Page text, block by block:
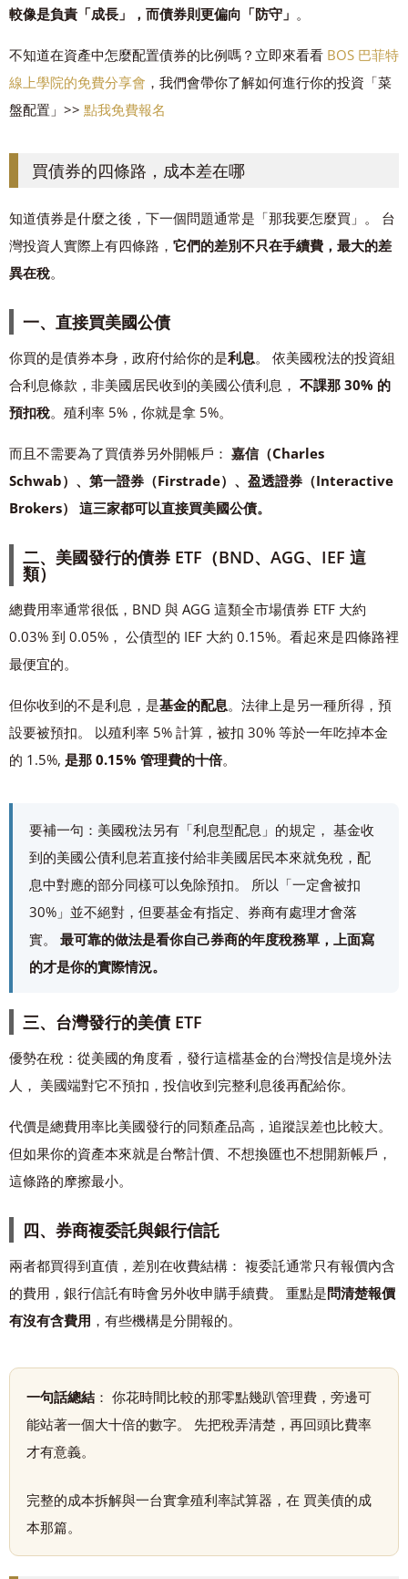
較像是負責「成長」，而債券則更偏向「防守」 。
不知道在資產中怎麼配置債券的比例嗎？立即來看看 BOS 巴菲特
線上學院的免費分享會 ，我們會帶你了解如何進行你的投資「菜
盤配置」>> 點我免費報名
買債券的四條路，成本差在哪
知道債券是什麼之後，下一個問題通常是「那我要怎麼買」。 台
灣投資人實際上有四條路， 它們的差別不只在手續費，最大的差
異在稅。
一、直接買美國公債
你買的是債券本身，政府付給你的是利息。 依美國稅法的投資組
合利息條款，非美國居民收到的美國公債利息， 不課那 30% 的
預扣稅。殖利率 5%，你就是拿 5%。
而且不需要為了買債券另外開帳戶： 嘉信（Charles
Schwab）、第一證券（Firstrade）、盈透證券（Interactive
Brokers） 這三家都可以直接買美國公債。
二、美國發行的債券 ETF（BND、AGG、IEF 這
類）
總費用率通常很低，BND 與 AGG 這類全市場債券 ETF 大約
0.03% 到 0.05%， 公債型的 IEF 大約 0.15%。看起來是四條路裡
最便宜的。
但你收到的不是利息，是基金的配息。法律上是另一種所得，預
設要被預扣。 以殖利率 5% 計算，被扣 30% 等於一年吃掉本金
的 1.5%, 是那 0.15% 管理費的十倍。
要補一句：美國稅法另有「利息型配息」的規定， 基金收
到的美國公債利息若直接付給非美國居民本來就免稅，配
息中對應的部分同樣可以免除預扣。 所以「一定會被扣
30%」並不絕對，但要基金有指定、券商有處理才會落
實。 最可靠的做法是看你自己券商的年度稅務單，上面寫
的才是你的實際情況。
三、台灣發行的美債 ETF
優勢在稅：從美國的角度看，發行這檔基金的台灣投信是境外法
人， 美國端對它不預扣，投信收到完整利息後再配給你。
代價是總費用率比美國發行的同類產品高，追蹤誤差也比較大。
但如果你的資產本來就是台幣計價、不想換匯也不想開新帳戶，
這條路的摩擦最小。
四、券商複委託與銀行信託
兩者都買得到直債，差別在收費結構： 複委託通常只有報價內含
的費用，銀行信託有時會另外收申購手續費。 重點是問清楚報價
有沒有含費用 ，有些機構是分開報的。
一句話總結 ： 你花時間比較的那零點幾趴管理費，旁邊可
能站著一個大十倍的數字。 先把稅弄清楚，再回頭比費率
才有意義。
完整的成本拆解與一台實拿殖利率試算器，在 買美債的成
本那篇。